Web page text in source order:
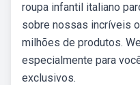
roupa infantil italiano
sobre nossas incríveis
milhões de produtos.
especialmente para
exclusivos.